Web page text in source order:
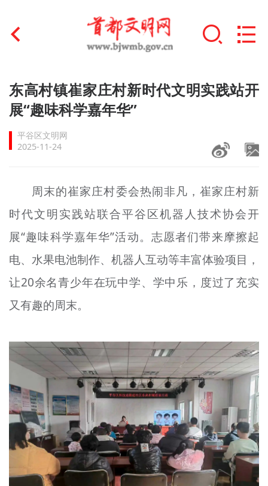
首页
文明创建
文明实践
未成年人思想道德建设
榜样人物
+
身边好人
文明评论
北京宣传文化引导基金
宣传思想文化人才
专题
资料库
+
东高村镇崔家庄村新时代文明实践站开
展“趣味科学嘉年华”
平谷区文明网
2025-11-24
周末的崔家庄村委会热闹非凡，崔家庄村新
时代文明实践站联合平谷区机器人技术协会开
展“趣味科学嘉年华”活动。志愿者们带来摩擦起
电、水果电池制作、机器人互动等丰富体验项目，
让20余名青少年在玩中学、学中乐，度过了充实
又有趣的周末。